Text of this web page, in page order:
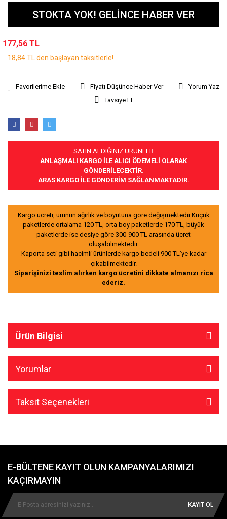
STOKTA YOK! GELİNCE HABER VER
177,56 TL
18,84 TL den başlayan taksitlerle!
Fiyatı Düşünce Haber Ver
Yorum Yaz
Tavsiye Et
SATIN ALDIĞINIZ ÜRÜNLER
ANLAŞMALI KARGO İLE ALICI ÖDEMELİ OLARAK
GÖNDERİLECEKTİR.
ARAS KARGO İLE GÖNDERİM SAĞLANMAKTADIR.
Kargo ücreti, ürünün ağırlık ve boyutuna göre değişmektedir.Küçük
paketlerde ortalama 120 TL, orta boy paketlerde 170 TL, büyük
paketlerde ise desiye göre 300-900 TL arasında ücret
oluşabilmektedir.
Kaporta seti gibi hacimli ürünlerde kargo bedeli 900 TL’ye kadar
çıkabilmektedir.
Siparişinizi teslim alırken kargo ücretini dikkate almanızı rica
ederiz.
Ürün Bilgisi
Yorumlar
Taksit Seçenekleri
E-BÜLTENE KAYIT OLUN KAMPANYALARIMIZI
KAÇIRMAYIN
KAYIT OL